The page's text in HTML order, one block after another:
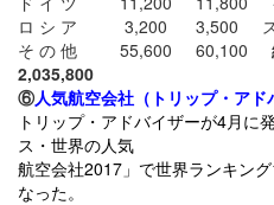
ロ シ ア 3,200 3,500
そ の 他 55,600 60,100
2,035,800
⑥人気航空会社（トリップ・アド
トリップ・アドバイザーが4月に
ス・世界の人気
航空会社2017」で世界ランキン
なった。